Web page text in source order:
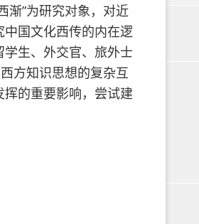
渐”为研究对象，对近
国文化西传的内在逻
生、外交官、旅外士
方知识思想的复杂互
的重要影响，尝试建